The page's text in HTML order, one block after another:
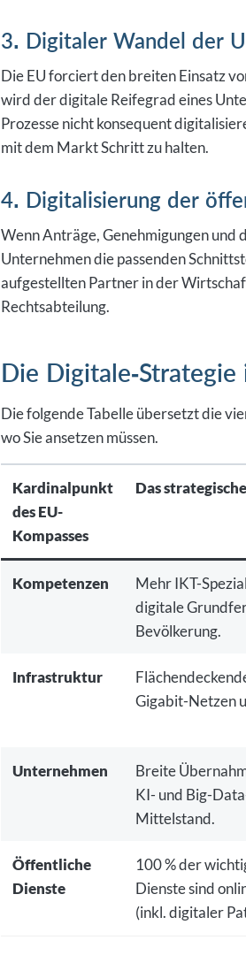
3. Digitaler Wandel der
Die EU forciert den breiten Einsatz
wird der digitale Reifegrad eines
Prozesse nicht konsequent
mit dem Markt Schritt zu halten.
4. Digitalisierung der
Wenn Anträge, Genehmigungen und
Unternehmen die passenden
aufgestellten Partner in der
Rechtsabteilung.
Die Digitale-
Die folgende Tabelle übersetzt die
wo Sie ansetzen müssen.
Kardinalpunkt
des EU-
Kompasses
Das
Kompetenzen
Mehr IKT-
digitale
Bevölkerung.
Infrastruktur
Gigabit-Netzen
Unternehmen
Breite
KI- und Big-
Mittelstand.
Öffentliche
Dienste
100 % der
Dienste sind
(inkl. digitaler